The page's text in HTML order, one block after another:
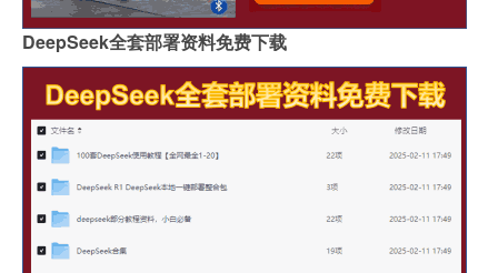
DeepSeek全套部署资料免费下载